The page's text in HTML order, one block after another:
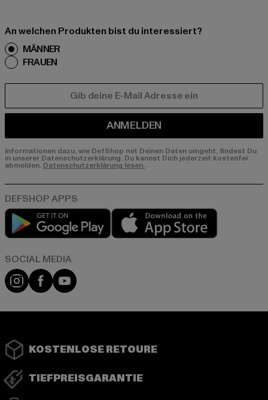
An welchen Produkten bist du interessiert?
MÄNNER
FRAUEN
ANMELDEN
Informationen dazu, wie DefShop mit Deinen Daten umgeht, findest Du
in unserer Datenschutzerklärung. Du kannst Dich jederzeit kostenfei
abmelden. Datenschutzerklärung lesen.
Play market
Instagram
FacebookYouTube
KOSTENLOSE RETOURE
TIEFPREISGARANTIE